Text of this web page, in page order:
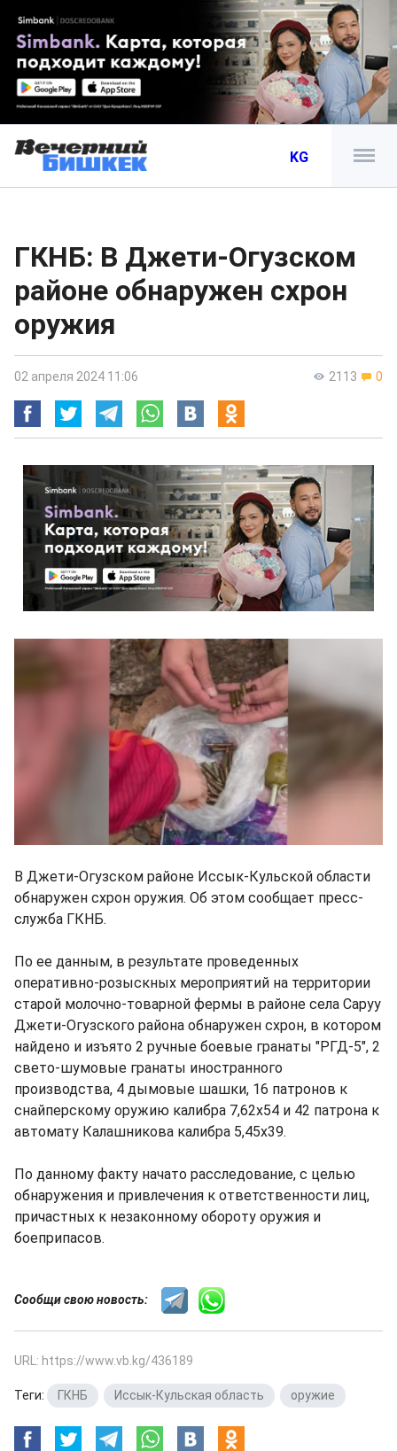
KG
ГКНБ: В Джети-Огузском
районе обнаружен схрон
оружия
2113 0
02 апреля 2024 11:06
В Джети-Огузском районе Иссык-Кульской области
обнаружен схрон оружия. Об этом сообщает пресс-
служба ГКНБ.
По ее данным, в результате проведенных
оперативно-розыскных мероприятий на территории
старой молочно-товарной фермы в районе села Саруу
Джети-Огузского района обнаружен схрон, в котором
найдено и изъято 2 ручные боевые гранаты "РГД-5", 2
свето-шумовые гранаты иностранного
производства, 4 дымовые шашки, 16 патронов к
снайперскому оружию калибра 7,62х54 и 42 патрона к
автомату Калашникова калибра 5,45х39.
По данному факту начато расследование, с целью
обнаружения и привлечения к ответственности лиц,
причастных к незаконному обороту оружия и
боеприпасов.
Сообщи свою новость:
URL: https://www.vb.kg/436189
Теги: ГКНБ Иссык-Кульская область оружие